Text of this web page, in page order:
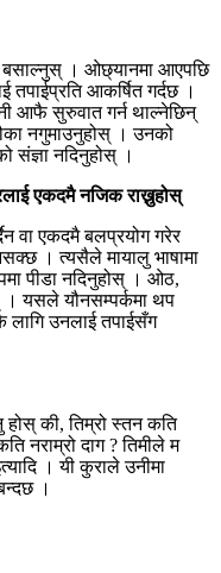
बसाल्नुस् । ओछ्यानमा आएपछि
आकर्षित गर्दछ ।
आफै सुरुवात गर्न थाल्नेछिन्
नगुमाउनुहोस् । उनको
संज्ञा नदिनुहोस् ।
एकदमै नजिक राख्नुहोस्
वा एकदमै बलप्रयोग गरेर
। त्यसैले मायालु भाषामा
पीडा नदिनुहोस् । ओठ,
। यसले यौनसम्पर्कमा थप
लागि उनलाई तपाईसँग
होस् की, तिम्रो स्तन कति
नराम्रो दाग ? तिमीले म
। यी कुराले उनीमा
।